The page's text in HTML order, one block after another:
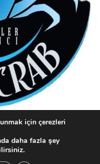
için çerezleri
daha fazla şey